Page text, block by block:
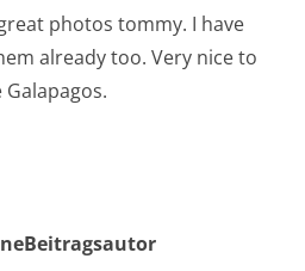
photos tommy. I have
already too. Very nice to
Beitragsautor